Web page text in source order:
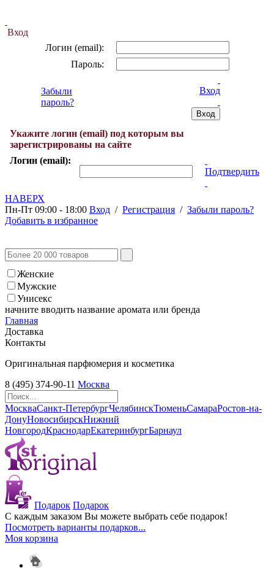
Вход
Логин (email):
Пароль:
Забыли
пароль?
Вход
Укажите логин (email) под которым вы
зарегистрированы на сайте
Логин (email):
Подтвердить
НАВЕРХ
Пн-Пт 09:00 - 18:00 Вход / Регистрация / Забыли пароль?
Добавить в избранное
Женские
Мужские
Унисекс
начните вводить название аромата или бренда
Главная
Доставка
Контакты
Оригинальная парфюмерия и косметика
8 (495) 374-90-11 Москва
МоскваСанкт-ПетербургЧелябинскТюменьСамараРостов-на-
ДонуНовосибирскНижний
НовгородКраснодарЕкатеринбургБарнаул
Подарок Подарок
С каждым заказом Вы можете выбрать себе подарок!
Посмотреть варианты подарков...
Моя корзина